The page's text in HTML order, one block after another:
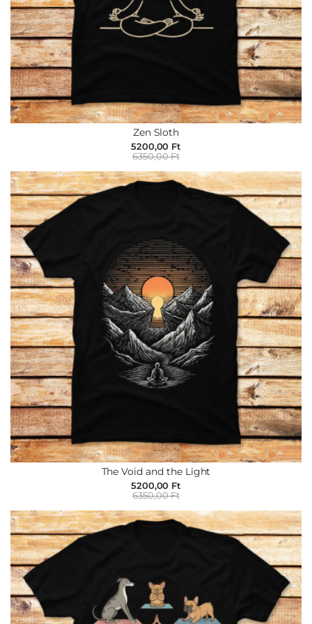
Zen Sloth
5200,00 Ft
6350,00 Ft
The Void and the Light
5200,00 Ft
6350,00 Ft